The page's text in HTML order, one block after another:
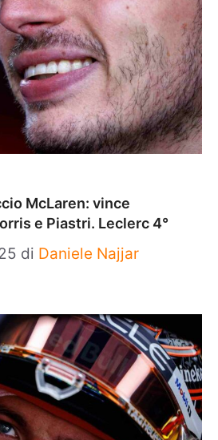
McLaren: vince
e Piastri. Leclerc 4°
di Daniele Najjar